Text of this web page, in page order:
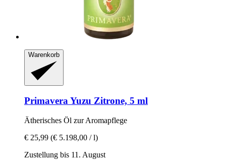
Warenkorb
Primavera Yuzu Zitrone, 5 ml
Ätherisches Öl zur Aromapflege
€ 25,99 (€ 5.198,00 / l)
Zustellung bis 11. August